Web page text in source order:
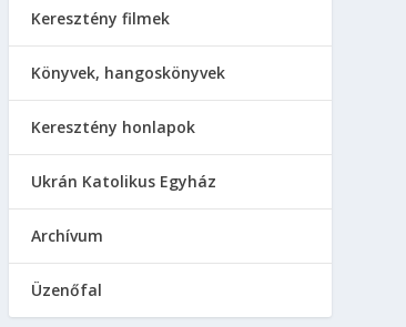
Keresztény filmek
Könyvek, hangoskönyvek
Keresztény honlapok
Ukrán Katolikus Egyház
Аrchívum
Üzenőfal